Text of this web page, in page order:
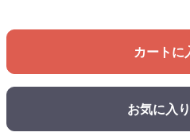
カートに
お気に入